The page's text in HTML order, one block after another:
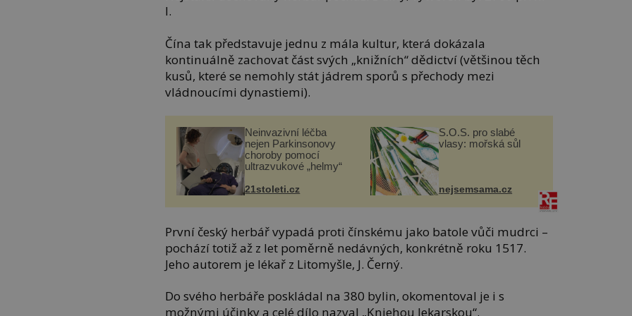
l.
Čína tak představuje jednu z mála kultur, která dokázala
kontinuálně zachovat část svých „knižních“ dědictví (většinou těch
kusů, které se nemohly stát jádrem sporů s přechody mezi
vládnoucími dynastiemi).
Neinvazivní léčba
nejen Parkinsonovy
choroby pomocí
ultrazvukové „helmy“
21stoleti.cz
S.O.S. pro slabé
vlasy: mořská sůl
nejsemsama.cz
První český herbář vypadá proti čínskému jako batole vůči mudrci –
pochází totiž až z let poměrně nedávných, konkrétně roku 1517.
Jeho autorem je lékař z Litomyšle, J. Černý.
Do svého herbáře poskládal na 380 bylin, okomentoval je i s
možnými účinky a celé dílo nazval „Kniehou lekarskou“.